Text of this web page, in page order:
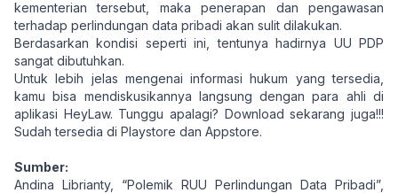
kementerian tersebut, maka penerapan dan pengawasan
terhadap perlindungan data pribadi akan sulit dilakukan.
Berdasarkan kondisi seperti ini, tentunya hadirnya UU PDP
sangat dibutuhkan.
Untuk lebih jelas mengenai informasi hukum yang tersedia,
kamu bisa mendiskusikannya langsung dengan para ahli di
aplikasi HeyLaw. Tunggu apalagi? Download sekarang juga!!!
Sudah tersedia di Playstore dan Appstore.
Sumber:
Andina Librianty, “Polemik RUU Perlindungan Data Pribadi”,